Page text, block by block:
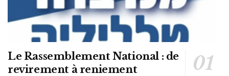
Le Rassemblement National : de
revirement à reniement